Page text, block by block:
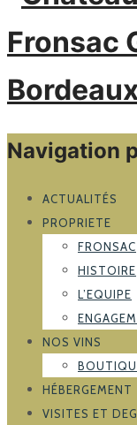
Navigation
ACTUALITÉS
PROPRIETE
FRONSAC
HISTOIRE
L’EQUIPE
NOS VINS
HÉBERGEMENT
VISITES ET